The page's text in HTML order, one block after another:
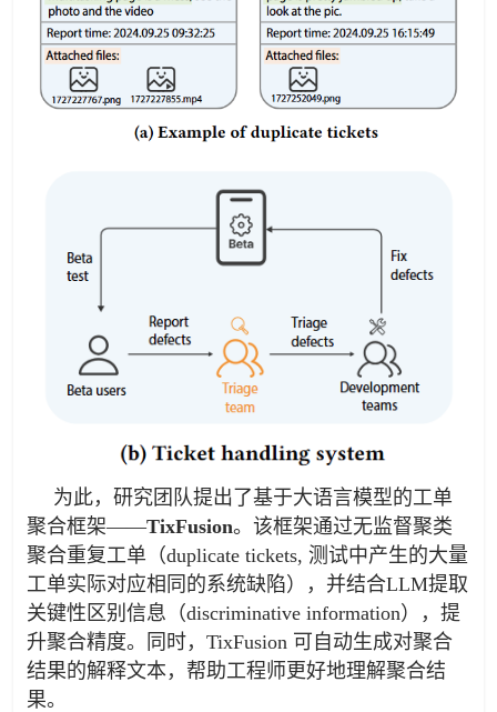
为此，研究团队提出了基于大语言模型的工单
聚合框架——TixFusion。该框架通过无监督聚类
聚合重复工单（duplicate tickets, 测试中产生的大量
工单实际对应相同的系统缺陷），并结合LLM提取
关键性区别信息（discriminative information），提
升聚合精度。同时，TixFusion 可自动生成对聚合
结果的解释文本，帮助工程师更好地理解聚合结
果。